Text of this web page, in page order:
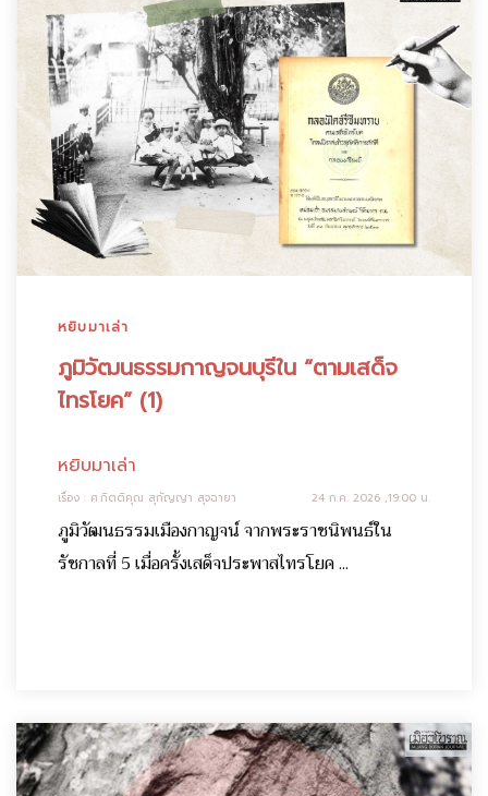
หยิบมาเล่า
ภูมิวัฒนธรรมกาญจนบุรีใน “ตามเสด็จ
ไทรโยค” (1)
หยิบมาเล่า
เรื่อง : ศ.กิตติคุณ สุกัญญา สุจฉายา 24 ก.ค. 2026 ,19:00 น.
ภูมิวัฒนธรรมเมืองกาญจน์ จากพระราชนิพนธ์ใน
รัชกาลที่ 5 เมื่อครั้งเสด็จประพาสไทรโยค ...